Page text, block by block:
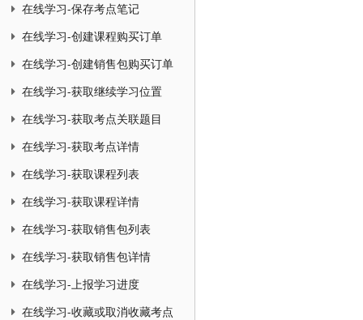
在线学习-保存考点笔记
在线学习-创建课程购买订单
在线学习-创建销售包购买订单
在线学习-获取继续学习位置
在线学习-获取考点关联题目
在线学习-获取考点详情
在线学习-获取课程列表
在线学习-获取课程详情
在线学习-获取销售包列表
在线学习-获取销售包详情
在线学习-上报学习进度
在线学习-收藏或取消收藏考点